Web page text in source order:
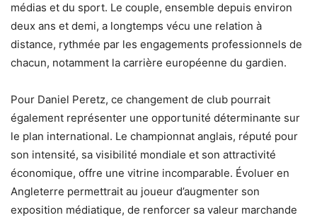
médias et du sport. Le couple, ensemble depuis environ
deux ans et demi, a longtemps vécu une relation à
distance, rythmée par les engagements professionnels de
chacun, notamment la carrière européenne du gardien.
Pour Daniel Peretz, ce changement de club pourrait
également représenter une opportunité déterminante sur
le plan international. Le championnat anglais, réputé pour
son intensité, sa visibilité mondiale et son attractivité
économique, offre une vitrine incomparable. Évoluer en
Angleterre permettrait au joueur d’augmenter son
exposition médiatique, de renforcer sa valeur marchande